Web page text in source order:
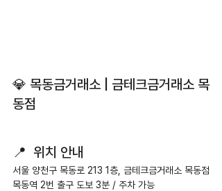
💎 목동금거래소 | 금테크금거래소 목
동점
📍  위치 안내
서울 양천구 목동로 213 1층, 금테크금거래소 목동점
목동역 2번 출구 도보 3분 / 주차 가능